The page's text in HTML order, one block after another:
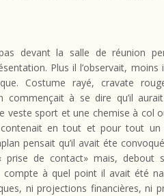
devant la salle de réunion
Plus il l’observait,
Costume rayé, cravate
commençait à se dire qu’il
veste sport et une chemise à col
contenait en tout et pour tout
pensait qu’il avait éte
prise de contact» mais, debout
à quel point il avait été
ni projections financières, ni